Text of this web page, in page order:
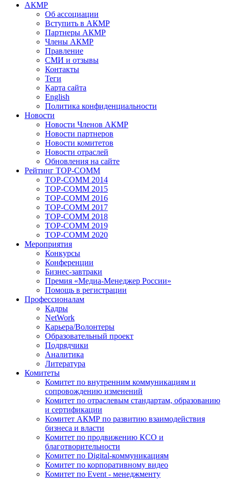
АКМР
Об ассоциации
Вступить в АКМР
Партнеры АКМР
Члены АКМР
Правление
СМИ и отзывы
Контакты
Теги
Карта сайта
English
Политика конфиденциальности
Новости
Новости Членов АКМР
Новости партнеров
Новости комитетов
Новости отраслей
Обновления на сайте
Рейтинг TOP-COMM
TOP-COMM 2014
TOP-COMM 2015
TOP-COMM 2016
TOP-COMM 2017
TOP-COMM 2018
TOP-COMM 2019
TOP-COMM 2020
Мероприятия
Конкурсы
Конференции
Бизнес-завтраки
Премия «Медиа-Менеджер России»
Помощь в регистрации
Профессионалам
Кадры
NetWork
Карьера/Волонтеры
Образовательный проект
Подрядчики
Аналитика
Литература
Комитеты
Комитет по внутренним коммуникациям и
сопровождению изменений
Комитет по отраслевым стандартам, образованию
и сертификации
Комитет АКМР по развитию взаимодействия
бизнеса и власти
Комитет по продвижению КСО и
благотворительности
Комитет по Digital-коммуникациям
Комитет по корпоративному видео
Комитет по Event - менеджменту